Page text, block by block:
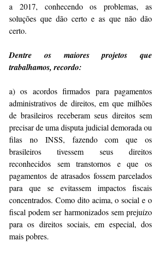
a 2017, conhecendo os problemas, as
soluções que dão certo e as que não dão
certo.
Dentre os maiores projetos que
trabalhamos, recordo:
a) os acordos firmados para pagamentos
administrativos de direitos, em que milhões
de brasileiros receberam seus direitos sem
precisar de uma disputa judicial demorada ou
filas no INSS, fazendo com que os
brasileiros tivessem seus direitos
reconhecidos sem transtornos e que os
pagamentos de atrasados fossem parcelados
para que se evitassem impactos fiscais
concentrados. Como dito acima, o social e o
fiscal podem ser harmonizados sem prejuízo
para os direitos sociais, em especial, dos
mais pobres.